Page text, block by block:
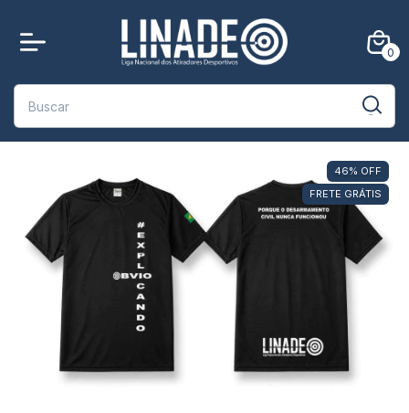
0
46% OFF
FRETE GRÁTIS